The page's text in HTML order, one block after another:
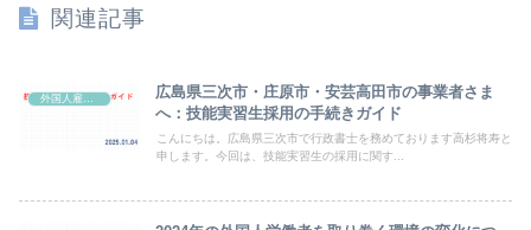
関連記事
広島県三次市・庄原市・安芸高田市の事業者さま
へ：技能実習生採用の手続きガイド
こんにちは。広島県三次市で行政書士を務めております高杉将寿と
申します。今回は、技能実習生の採用に関す...